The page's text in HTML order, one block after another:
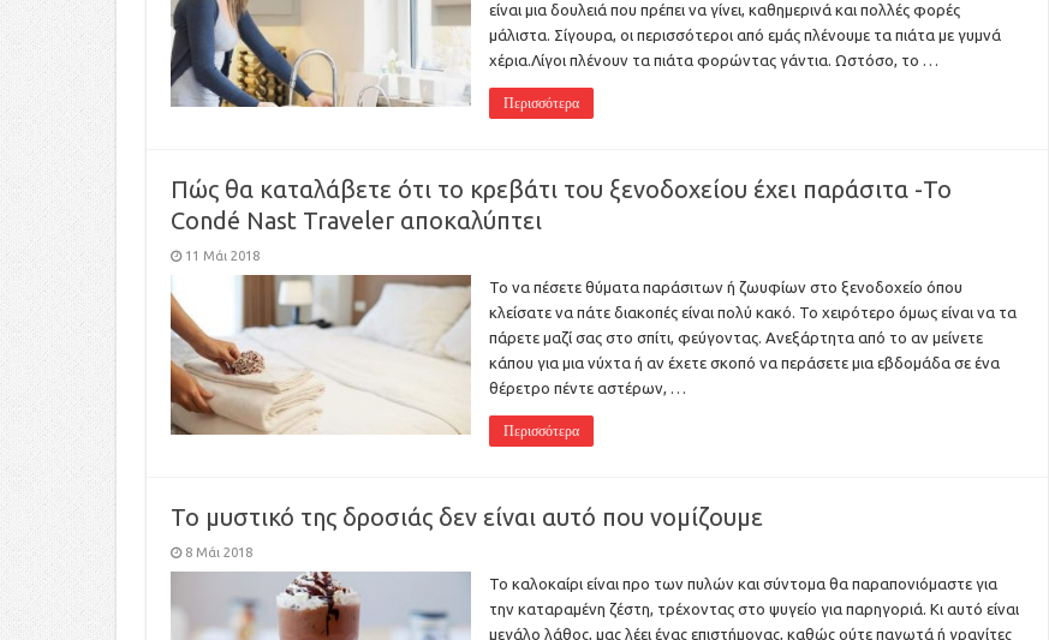
είναι μια δουλειά που πρέπει να γίνει, καθημερινά και πολλές φορές
μάλιστα. Σίγουρα, οι περισσότεροι από εμάς πλένουμε τα πιάτα με γυμνά
χέρια.Λίγοι πλένουν τα πιάτα φορώντας γάντια. Ωστόσο, το …
Περισσότερα
Πώς θα καταλάβετε ότι το κρεβάτι του ξενοδοχείου έχει παράσιτα -To
Condé Nast Traveler αποκαλύπτει
11 Μάι 2018
Το να πέσετε θύματα παράσιτων ή ζωυφίων στο ξενοδοχείο όπου
κλείσατε να πάτε διακοπές είναι πολύ κακό. Το χειρότερο όμως είναι να τα
πάρετε μαζί σας στο σπίτι, φεύγοντας. Ανεξάρτητα από το αν μείνετε
κάπου για μια νύχτα ή αν έχετε σκοπό να περάσετε μια εβδομάδα σε ένα
θέρετρο πέντε αστέρων, …
Περισσότερα
Το μυστικό της δροσιάς δεν είναι αυτό που νομίζουμε
8 Μάι 2018
Το καλοκαίρι είναι προ των πυλών και σύντομα θα παραπονιόμαστε για
την καταραμένη ζέστη, τρέχοντας στο ψυγείο για παρηγοριά. Κι αυτό είναι
μεγάλο λάθος, μας λέει ένας επιστήμονας, καθώς ούτε παγωτά ή γρανίτες